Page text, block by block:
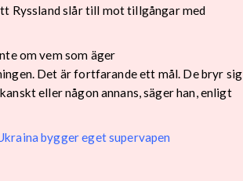
Ryssland slår till mot tillgångar med
om vem som äger
Det är fortfarande ett mål. De bryr sig
eller någon annans, säger han, enligt
bygger eget supervapen